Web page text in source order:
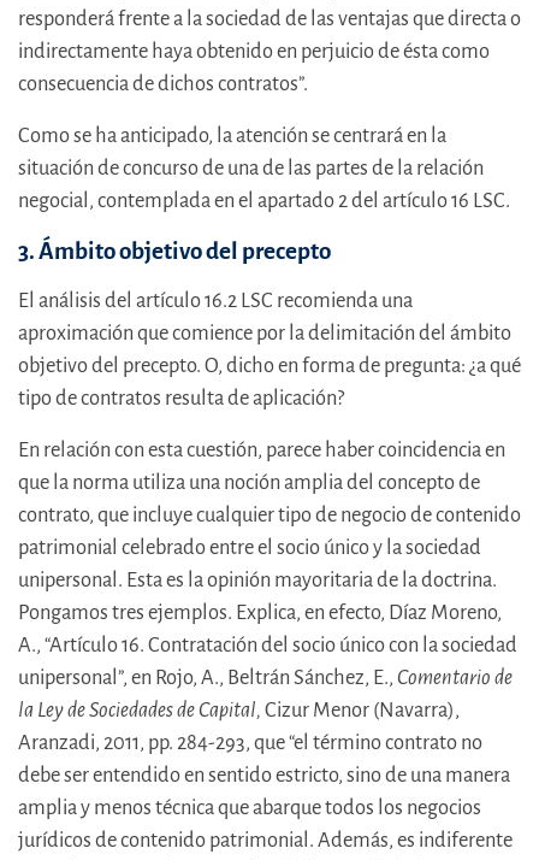
responderá frente a la sociedad de las ventajas que directa o
indirectamente haya obtenido en perjuicio de ésta como
consecuencia de dichos contratos”.
Como se ha anticipado, la atención se centrará en la
situación de concurso de una de las partes de la relación
negocial, contemplada en el apartado 2 del artículo 16 LSC.
3. Ámbito objetivo del precepto
El análisis del artículo 16.2 LSC recomienda una
aproximación que comience por la delimitación del ámbito
objetivo del precepto. O, dicho en forma de pregunta: ¿a qué
tipo de contratos resulta de aplicación?
En relación con esta cuestión, parece haber coincidencia en
que la norma utiliza una noción amplia del concepto de
contrato, que incluye cualquier tipo de negocio de contenido
patrimonial celebrado entre el socio único y la sociedad
unipersonal. Esta es la opinión mayoritaria de la doctrina.
Pongamos tres ejemplos. Explica, en efecto, Díaz Moreno,
A., “Artículo 16. Contratación del socio único con la sociedad
unipersonal”, en Rojo, A., Beltrán Sánchez, E., Comentario de
la Ley de Sociedades de Capital, Cizur Menor (Navarra),
Aranzadi, 2011, pp. 284-293, que “el término contrato no
debe ser entendido en sentido estricto, sino de una manera
amplia y menos técnica que abarque todos los negocios
jurídicos de contenido patrimonial. Además, es indiferente